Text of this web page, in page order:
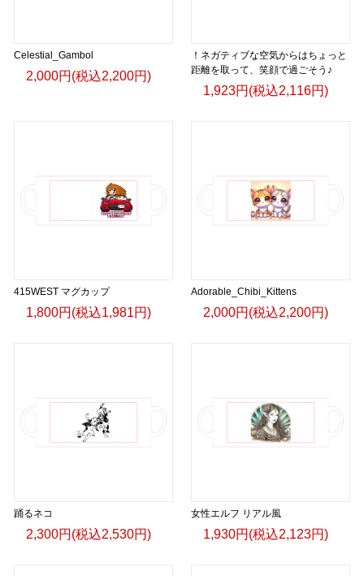
Celestial_Gambol
2,000円(税込2,200円)
！ネガティブな空気からはちょっと
距離を取って、笑顔で過ごそう♪
1,923円(税込2,116円)
415WEST マグカップ
1,800円(税込1,981円)
Adorable_Chibi_Kittens
2,000円(税込2,200円)
踊るネコ
2,300円(税込2,530円)
女性エルフ リアル風
1,930円(税込2,123円)